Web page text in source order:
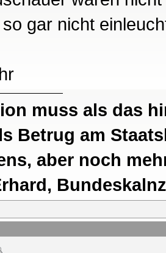
gar nicht
muss als das
Betrug am
aber noch